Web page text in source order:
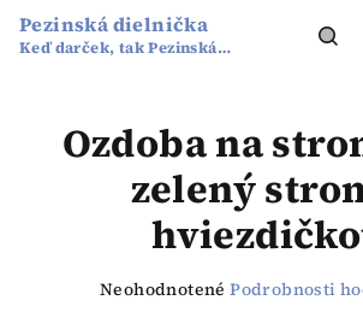
na
obsah
Pezinská dielnička
Keď darček, tak Pezinská
Ozdoba na
zelený
Priemerné
Neohodnotené Podrobnosti